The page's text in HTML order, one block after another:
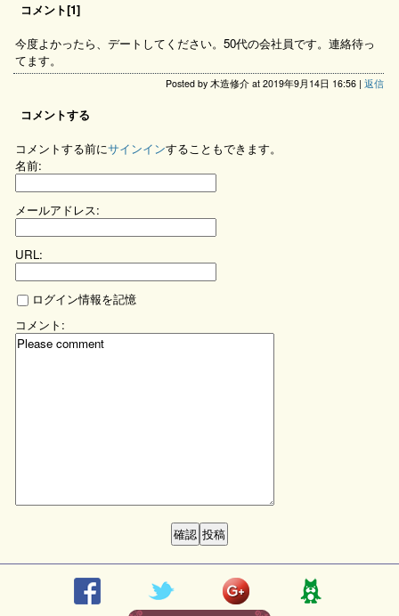
コメント[1]
今度よかったら、デートしてください。50代の会社員です。連絡待っ
てます。
Posted by 木造修介 at 2019年9月14日 16:56 | 返信
コメントする
コメントする前にサインインすることもできます。
名前:
メールアドレス:
URL:
ログイン情報を記憶
コメント: